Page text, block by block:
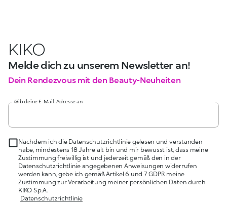
KIKO
Melde dich zu unserem Newsletter an!
Dein Rendezvous mit den Beauty-Neuheiten
Gib deine E-Mail-Adresse an
Nachdem ich die Datenschutzrichtlinie gelesen und verstanden
habe, mindestens 18 Jahre alt bin und mir bewusst ist, dass meine
Zustimmung freiwillig ist und jederzeit gemäß den in der
Datenschutzrichtlinie angegebenen Anweisungen widerrufen
werden kann, gebe ich gemäß Artikel 6 und 7 GDPR meine
Zustimmung zur Verarbeitung meiner persönlichen Daten durch
KIKO S.p.A.
Datenschutzrichtlinie